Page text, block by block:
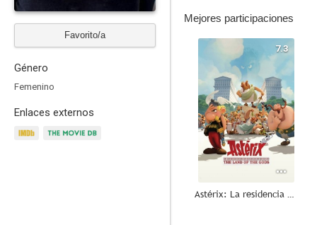
Favorito/a
Género
Femenino
Enlaces externos
Mejores participaciones
7.3
Astérix: La residencia de los dioses